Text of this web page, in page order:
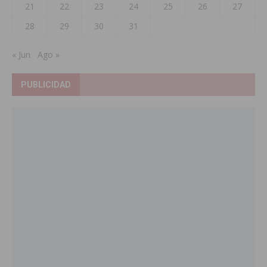
21 22 23 24 25 26
27
28
29 30 31
« Jun Ago »
PUBLICIDAD